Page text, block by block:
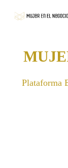
Plataforma